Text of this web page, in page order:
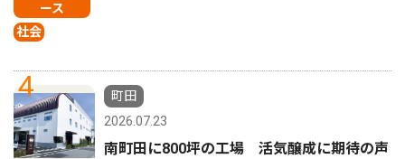
ース
社会
4
町田
2026.07.23
南町田に800坪の工場 活気醸成に期待の声